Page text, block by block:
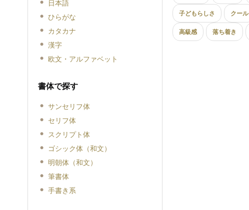
日本語
ひらがな
カタカナ
漢字
欧文・アルファベット
書体で探す
サンセリフ体
セリフ体
スクリプト体
ゴシック体（和文）
明朝体（和文）
筆書体
手書き系
子どもらしさ クール
高級感 落ち着き